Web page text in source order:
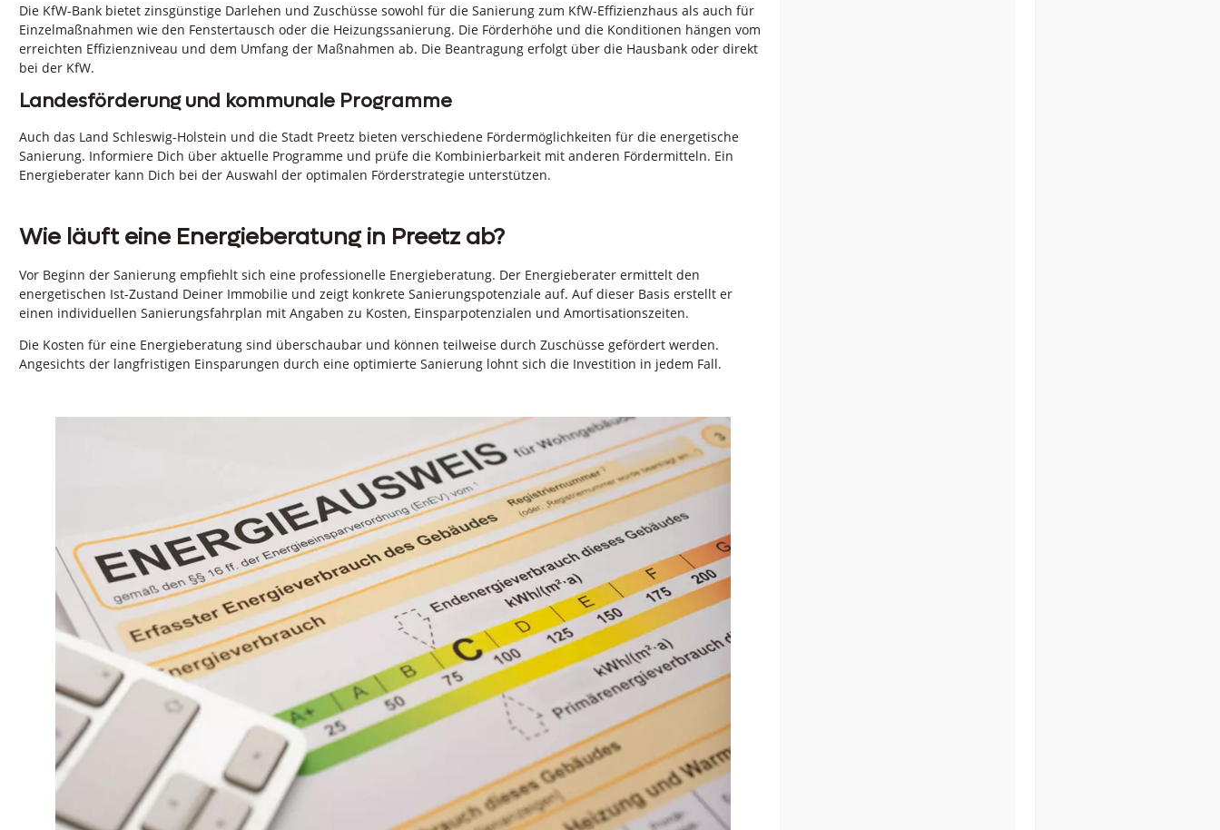
Die KfW-Bank bietet zinsgünstige Darlehen und Zuschüsse sowohl für die Sanierung zum KfW-Effizienzhaus als auch für
Einzelmaßnahmen wie den Fenstertausch oder die Heizungssanierung. Die Förderhöhe und die Konditionen hängen vom
erreichten Effizienzniveau und dem Umfang der Maßnahmen ab. Die Beantragung erfolgt über die Hausbank oder direkt
bei der KfW.
Landesförderung und kommunale Programme
Auch das Land Schleswig-Holstein und die Stadt Preetz bieten verschiedene Fördermöglichkeiten für die energetische
Sanierung. Informiere Dich über aktuelle Programme und prüfe die Kombinierbarkeit mit anderen Fördermitteln. Ein
Energieberater kann Dich bei der Auswahl der optimalen Förderstrategie unterstützen.
Wie läuft eine Energieberatung in Preetz ab?
Vor Beginn der Sanierung empfiehlt sich eine professionelle Energieberatung. Der Energieberater ermittelt den
energetischen Ist-Zustand Deiner Immobilie und zeigt konkrete Sanierungspotenziale auf. Auf dieser Basis erstellt er
einen individuellen Sanierungsfahrplan mit Angaben zu Kosten, Einsparpotenzialen und Amortisationszeiten.
Die Kosten für eine Energieberatung sind überschaubar und können teilweise durch Zuschüsse gefördert werden.
Angesichts der langfristigen Einsparungen durch eine optimierte Sanierung lohnt sich die Investition in jedem Fall.